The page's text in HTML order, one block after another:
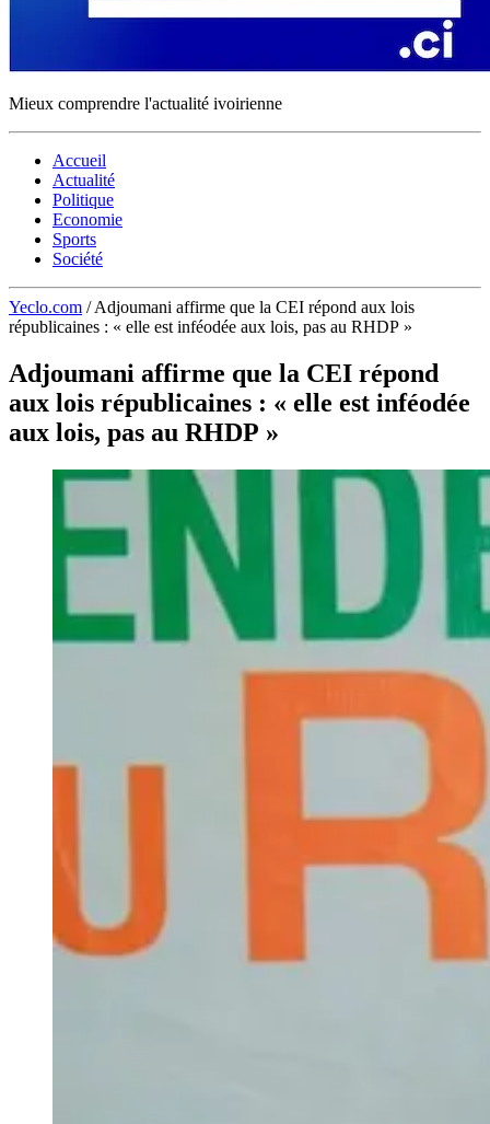
Mieux comprendre l'actualité ivoirienne
Accueil
Actualité
Politique
Economie
Sports
Société
Yeclo.com / Adjoumani affirme que la CEI répond aux lois
républicaines : « elle est inféodée aux lois, pas au RHDP »
Adjoumani affirme que la CEI répond
aux lois républicaines : « elle est inféodée
aux lois, pas au RHDP »